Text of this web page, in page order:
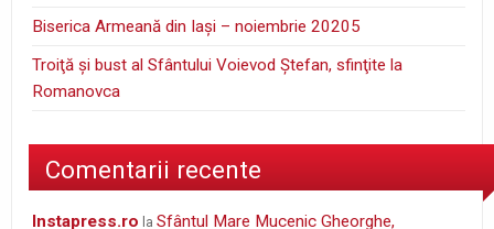
Biserica Armeană din Iași – noiembrie 20205
Troiţă şi bust al Sfântului Voievod Ştefan, sfinţite la
Romanovca
Comentarii recente
instapress.ro laSfântul Mare Mucenic Gheorghe,